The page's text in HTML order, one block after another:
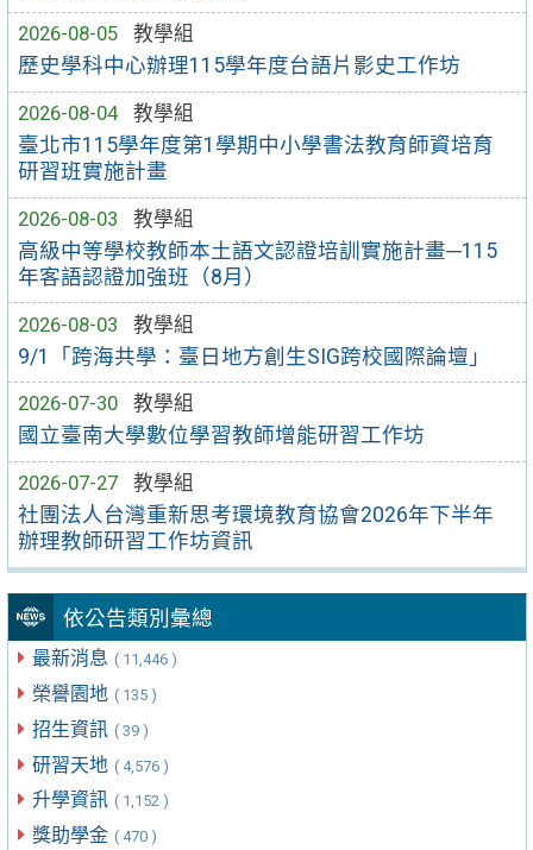
2026-08-05
教學組
歷史學科中心辦理115學年度台語片影史工作坊
2026-08-04
教學組
臺北市115學年度第1學期中小學書法教育師資培育
研習班實施計畫
2026-08-03
教學組
高級中等學校教師本土語文認證培訓實施計畫─115
年客語認證加強班（8月）
2026-08-03
教學組
9/1「跨海共學：臺日地方創生SIG跨校國際論壇」
2026-07-30
教學組
國立臺南大學數位學習教師增能研習工作坊
2026-07-27
教學組
社團法人台灣重新思考環境教育協會2026年下半年
辦理教師研習工作坊資訊
依公告類別彙總
最新消息 ( 11,446 )
榮譽園地 ( 135 )
招生資訊 ( 39 )
研習天地 ( 4,576 )
升學資訊 ( 1,152 )
獎助學金 ( 470 )